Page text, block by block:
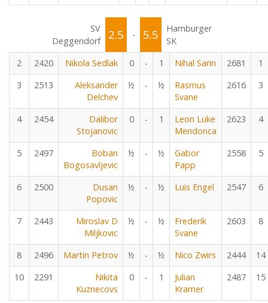
SV
Deggendorf
2.5 - 5.5
Hamburger
SK
2
2420 Nikola Sedlak 0 - 1 Nihal Sarin 2681
1
3
2513
Aleksander
Delchev
½ - ½
Rasmus
Svane
2616 3
4 2454
Dalibor
Stojanovic
0 - 1
Leon Luke
Mendonca
2623 4
5 2497
Boban
Bogosavljevic
½ - ½
Gabor
Papp
2558 5
6 2500
Dusan
Popovic
½ - ½ Luis Engel 2547 6
7 2443
Miroslav D
Miljkovic
½ - ½
Frederik
Svane
2603 8
8 2496 Martin Petrov ½ - ½ Nico Zwirs 2444
14
10
2291
Nikita
Kuznecovs
0 - 1
Julian
Kramer
2487 15